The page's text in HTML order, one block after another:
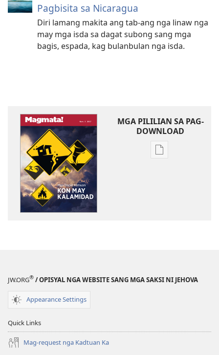
Pagbisita sa Nicaragua
Diri lamang makita ang tab-ang nga linaw nga
may mga isda sa dagat subong sang mga
bagis, espada, kag bulanbulan nga isda.
MGA PILILIAN SA PAG-
DOWNLOAD
Mga
Himuon
JW.ORG® / OPISYAL NGA WEBSITE SANG MGA SAKSI NI JEHOVA
Appearance Settings
Quick Links
Mag-request nga Kadtuan Ka